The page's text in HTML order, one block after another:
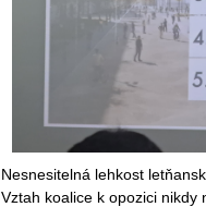
Nesnesitelná lehkost
Vztah koalice k opozici